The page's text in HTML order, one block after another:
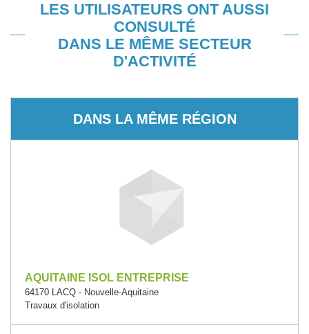
LES UTILISATEURS ONT AUSSI
CONSULTÉ
DANS LE MÊME SECTEUR
D'ACTIVITÉ
DANS LA MÊME RÉGION
AQUITAINE ISOL ENTREPRISE
64170 LACQ - Nouvelle-Aquitaine
Travaux d'isolation